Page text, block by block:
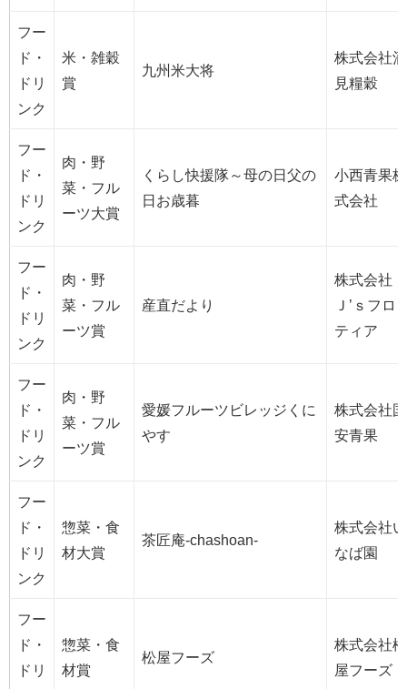
フー
ド・
ドリ
ンク
米・雑穀
賞
九州米大将
株式会社酒
見糧穀
フー
ド・
ドリ
ンク
肉・野
菜・フル
ーツ大賞
くらし快援隊～母の日父の
日お歳暮
小西青果株
式会社
フー
ド・
ドリ
ンク
肉・野
菜・フル
ーツ賞
産直だより
株式会社
Ｊ’ｓフロ
ティア
フー
ド・
ドリ
ンク
肉・野
菜・フル
ーツ賞
愛媛フルーツビレッジくに
やす
株式会社国
安青果
フー
ド・
ドリ
ンク
惣菜・食
材大賞
茶匠庵-chashoan-
株式会社い
なば園
フー
ド・
ドリ
惣菜・食
材賞
松屋フーズ
株式会社松
屋フーズ